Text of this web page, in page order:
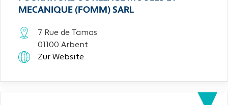
MECANIQUE (FOMM) SARL
7 Rue de Tamas
01100 Arbent
Zur Website